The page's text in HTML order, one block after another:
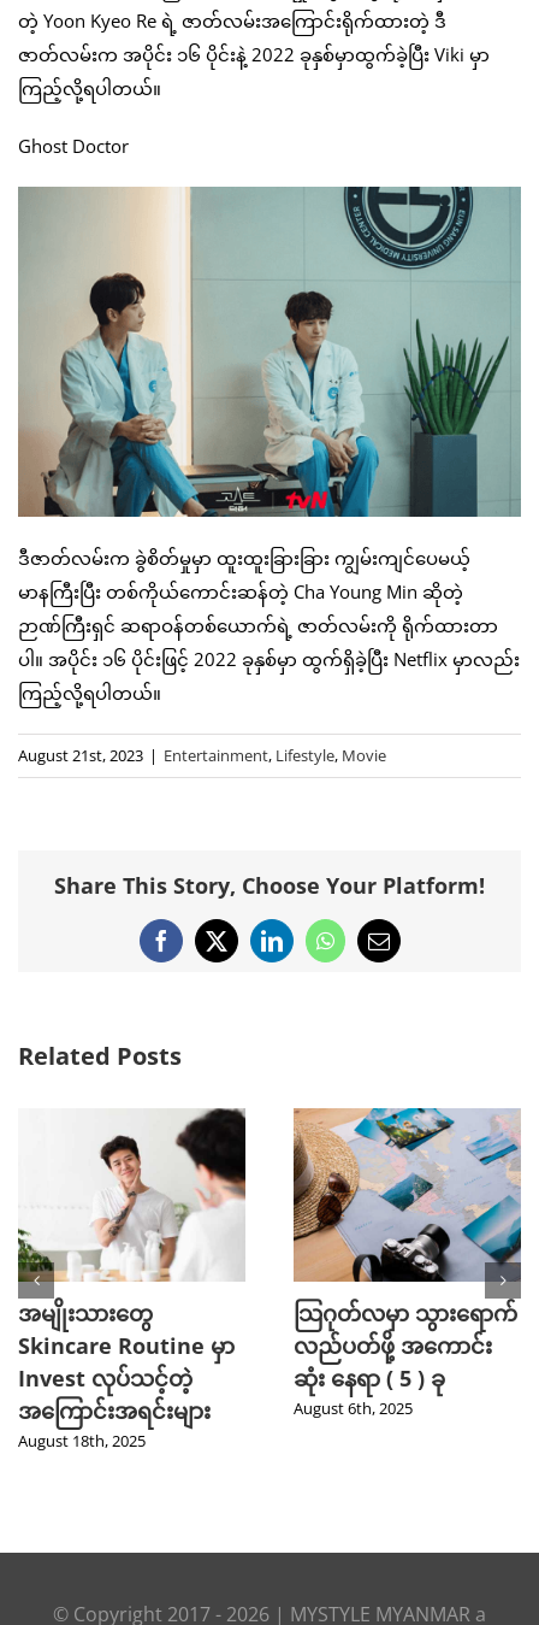
တဲ့ Yoon Kyeo Re ရဲ့ ဇာတ်လမ်းအကြောင်းရိုက်ထားတဲ့ ဒီ
ဇာတ်လမ်းက အပိုင်း ၁၆ ပိုင်းနဲ့ 2022 ခုနှစ်မှာထွက်ခဲ့ပြီး Viki မှာ
ကြည့်လို့ရပါတယ်။
Ghost Doctor
ဒီဇာတ်လမ်းက ခွဲစိတ်မှုမှာ ထူးထူးခြားခြား ကျွမ်းကျင်ပေမယ့်
မာနကြီးပြီး တစ်ကိုယ်ကောင်းဆန်တဲ့ Cha Young Min ဆိုတဲ့
ဉာဏ်ကြီးရှင် ဆရာဝန်တစ်ယောက်ရဲ့ ဇာတ်လမ်းကို ရိုက်ထားတာ
ပါ။ အပိုင်း ၁၆ ပိုင်းဖြင့် 2022 ခုနှစ်မှာ ထွက်ရှိခဲ့ပြီး Netflix မှာလည်း
ကြည့်လို့ရပါတယ်။
August 21st, 2023 | Entertainment, Lifestyle, Movie
Share This Story, Choose Your Platform!
Facebook
X LinkedInWhatsApp
Email
Related Posts
ေ
မှာ
သင့်တဲ့
င်းများ
သြဂုတ်လမှာ သွားရောက်
လည်ပတ်ဖို့ အကောင်း
ဆုံး နေရာ ( 5 ) ခု
August 6th, 2025
သြဂုတ်လ
သင့်တဲ့ K-
© Copyright 2017 - 2026 | MYSTYLE MYANMAR a